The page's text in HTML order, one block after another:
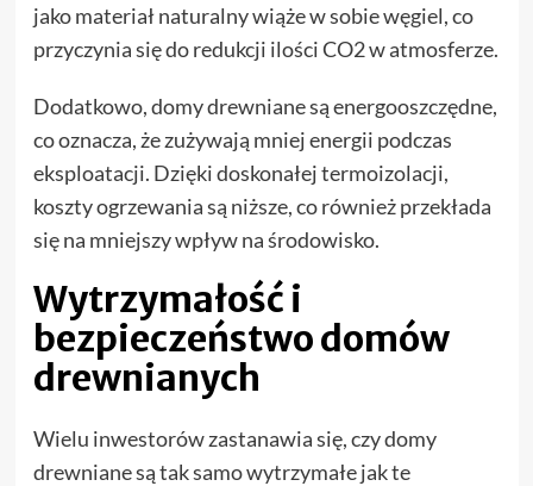
jako materiał naturalny wiąże w sobie węgiel, co
przyczynia się do redukcji ilości CO2 w atmosferze.
Dodatkowo, domy drewniane są energooszczędne,
co oznacza, że zużywają mniej energii podczas
eksploatacji. Dzięki doskonałej termoizolacji,
koszty ogrzewania są niższe, co również przekłada
się na mniejszy wpływ na środowisko.
Wytrzymałość i
bezpieczeństwo domów
drewnianych
Wielu inwestorów zastanawia się, czy domy
drewniane są tak samo wytrzymałe jak te